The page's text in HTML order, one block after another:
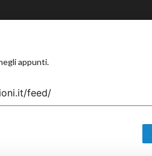
appunti.